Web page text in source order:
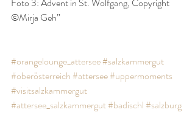
©Mirja Geh”
#orangelounge_attersee#salzkammergut
#oberösterreich#attersee#uppermoments
#visitsalzkammergut
#attersee_salzkammergut#badischl#salzburg